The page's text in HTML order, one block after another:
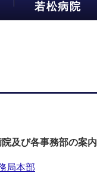
若松病院
院及び各事務部の案内
局本部